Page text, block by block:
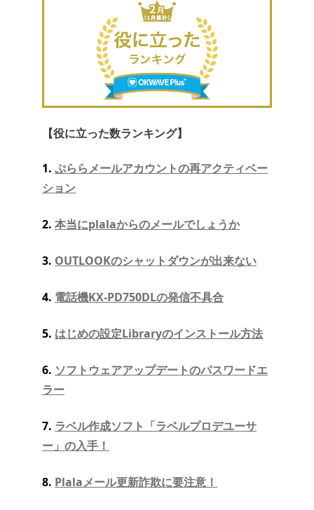
【役に立った数ランキング】
1. ぷららメールアカウントの再アクティベー
ション
2. 本当にplalaからのメールでしょうか
3. OUTLOOKのシャットダウンが出来ない
4. 電話機KX-PD750DLの発信不具合
5. はじめの設定Libraryのインストール方法
6. ソフトウェアアップデートのパスワードエ
ラー
7. ラベル作成ソフト「ラベルプロデユーサ
ー」の入手！
8. Plalaメール更新詐欺に要注意！